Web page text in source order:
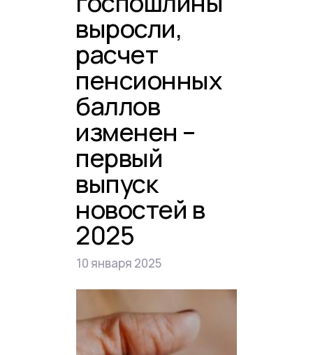
выросли,
расчет
пенсионных
баллов
изменен –
первый
выпуск
новостей в
2025
10 января 2025